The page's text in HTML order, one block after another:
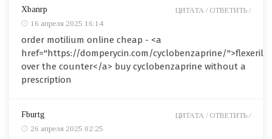
Xbanrp
16 апреля 2025 16:14
order motilium online cheap - <a
href="https://domperycin.com/cyclobenzaprine/">flexeril
over the counter</a> buy cyclobenzaprine without a
prescription
ЦИТАТА / ОТВЕТИТЬ /
Fburtg
26 апреля 2025 02:25
ЦИТАТА / ОТВЕТИТЬ /